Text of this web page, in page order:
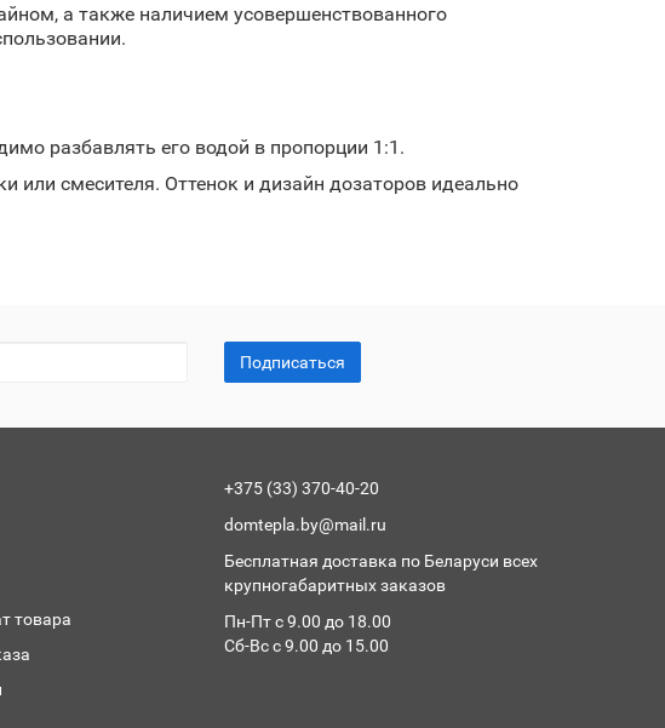
а также наличием усовершенствованного
разбавлять его водой в пропорции 1:1.
смесителя. Оттенок и дизайн дозаторов идеально
Подписаться
товара
+375 (33) 370-40-20
domtepla.by@mail.ru
Бесплатная доставка по Беларуси всех
крупногабаритных заказов
Пн-Пт с 9.00 до 18.00
Сб-Вс с 9.00 до 15.00